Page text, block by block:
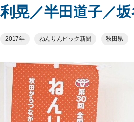
利晃／半田道子／
2017年 ねんりんピック新聞 秋田県